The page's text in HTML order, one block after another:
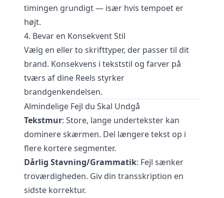
timingen grundigt — især hvis tempoet er
højt.
4. Bevar en Konsekvent Stil
Vælg en eller to skrifttyper, der passer til dit
brand. Konsekvens i tekststil og farver på
tværs af dine Reels styrker
brandgenkendelsen.
Almindelige Fejl du Skal Undgå
Tekstmur: Store, lange undertekster kan
dominere skærmen. Del længere tekst op i
flere kortere segmenter.
Dårlig Stavning/Grammatik: Fejl sænker
troværdigheden. Giv din transskription en
sidste korrektur.